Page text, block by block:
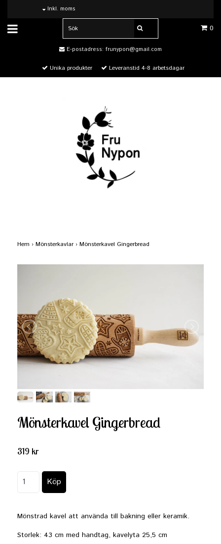
Inkl. moms
0
E-postadress: frunypon@gmail.com
Unika produkter Leveranstid 4-8 arbetsdagar
Hem › Mönsterkavlar › Mönsterkavel Gingerbread
Mönsterkavel Gingerbread
319 kr
Mönstrad kavel att använda till bakning eller keramik.
Storlek: 43 cm med handtag, kavelyta 25,5 cm